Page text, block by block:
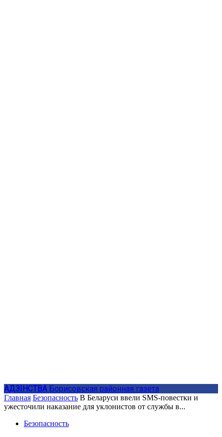
АДЗIНСТВА Борисовская районная газета
Главная Безопасность В Беларуси ввели SMS-повестки и
ужесточили наказание для уклонистов от службы в...
Безопасность